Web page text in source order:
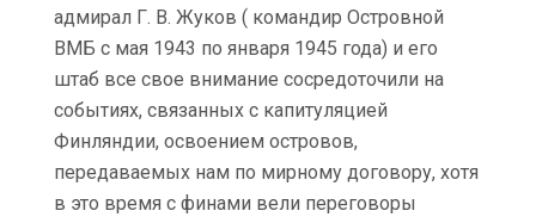
адмирал Г. В. Жуков ( командир Островной
ВМБ с мая 1943 по января 1945 года) и его
штаб все свое внимание сосредоточили на
событиях, связанных с капитуляцией
Финляндии, освоением островов,
передаваемых нам по мирному договору, хотя
в это время с финами вели переговоры